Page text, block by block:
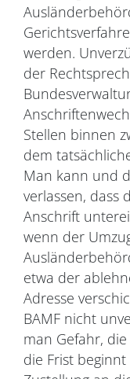
werden.
der
Stellen binnen
dem
Man kann und
verlassen, dass
Anschrift
wenn der
etwa der
Adresse
BAMF nicht
man Gefahr,
die Frist